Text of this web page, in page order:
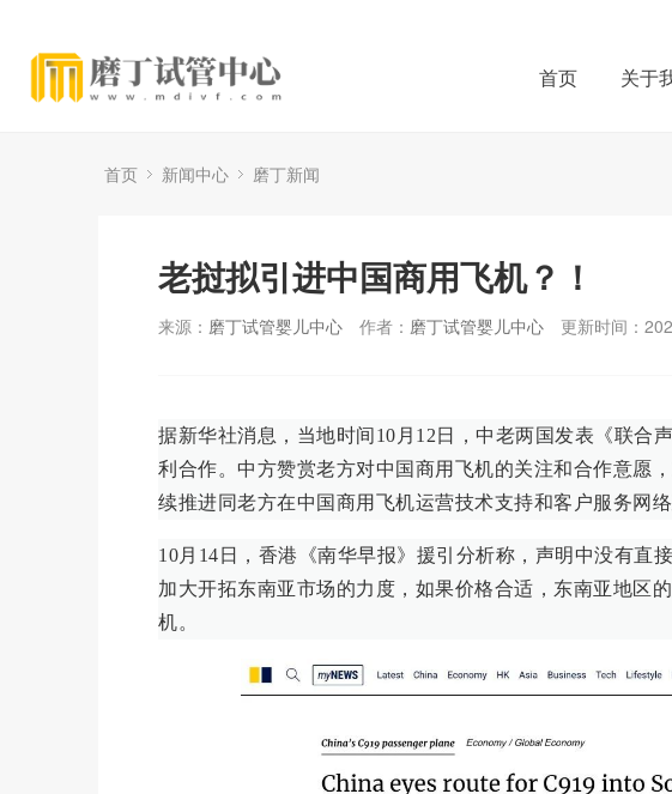
首页 关于
首页 新闻中心 磨丁新闻
老挝拟引进中国商用飞机？！
来源： 磨丁试管婴儿中心 作者： 磨丁试管婴儿中心 更新时间：
据新华社消息，当地时间10月12日，中老两国发表《联合
利合作。中方赞赏老方对中国商用飞机的关注和合作意愿
续推进同老方在中国商用飞机运营技术支持和客户服务网络
10月14日，香港《南华早报》援引分析称，声明中没有直
加大开拓东南亚市场的力度，如果价格合适，东南亚地区
机。